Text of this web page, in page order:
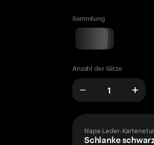
Sammlung
Anzahl der Sätze
Napa-Leder-
Schlanke